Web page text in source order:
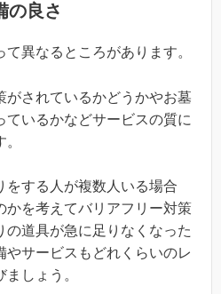
の良さ
異なるところがあります。
がされているかどうかやお墓
ているかなどサービスの質に
をする人が複数人いる場合
かを考えてバリアフリー対策
の道具が急に足りなくなった
やサービスもどれくらいのレ
しょう。